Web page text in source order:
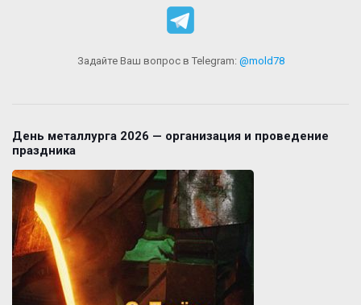
Задайте Ваш вопрос в Telegram: @mold78
День металлурга 2026 — организация и проведение
праздника